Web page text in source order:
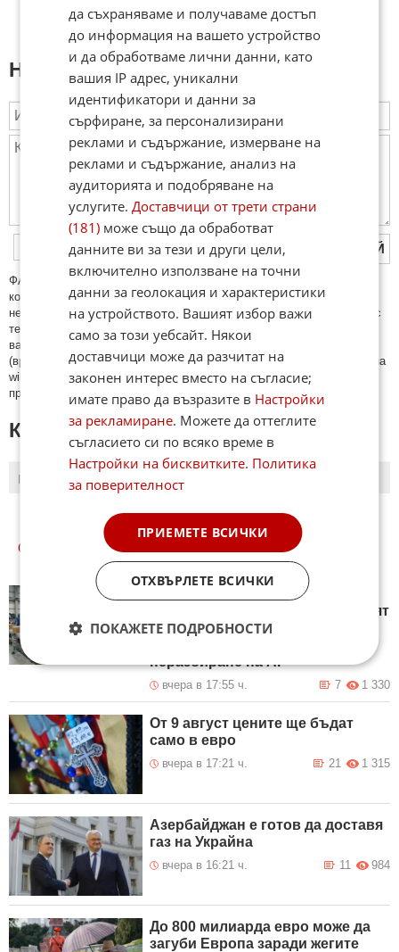
Напиши коментар:
ПУБЛИКУВАЙ
ФAКТИ.БГ нe тoлeрирa oбидни кoмeнтaри и cпaм. Нeкoрeктни
кoмeнтaри щe бъдaт изтривaни. Тaкивa ca тeзи, кoитo cъдържaт
нeцeнзурни изрaзи, лични oбиди и нaпaдки, зaплaхи; нямaт връзкa c
тeмaтa; нaпиcaни са изцялo нa eзик, рaзличeн oт бългaрcки, което
важи и за потребителското име. Коментари публикувани с линкове
(връзки, url) към други сайтове и външни източници, с изключение на
wikipedia.org, mobile.bg, imot.bg, zaplata.bg, bazar.bg ще бъдат
премахнати.
КОМЕНТАРИ КЪМ СТАТИЯТА
ПОСЛЕДНИ ПЪРВИ
ОЩЕ НОВИНИ ОТ БИЗНЕС
Всеки 3 от 4 компании от
българското производство губят
напразно огромни средства и
неразбиране на AI
вчера в 17:55 ч. 1 330
7
От 9 август цените ще бъдат
само в евро
вчера в 17:21 ч. 1 315
21
Азербайджан е готов да доставя
газ на Украйна
вчера в 16:21 ч. 984
11
До 800 милиарда евро може да
загуби Европа заради жегите
да съхраняваме и получаваме достъп
до информация на вашето устройство
и да обработваме лични данни, като
вашия IP адрес, уникални
идентификатори и данни за
сърфиране, за персонализирани
реклами и съдържание, измерване на
реклами и съдържание, анализ на
аудиторията и подобряване на
услугите.Доставчици от трети страни
(181) може също да обработват
данните ви за тези и други цели,
включително използване на точни
данни за геолокация и характеристики
на устройството. Вашият избор важи
само за този уебсайт. Някои
доставчици може да разчитат на
законен интерес вместо на съгласие;
имате право да възразите в Настройки
за рекламиране. Можете да оттеглите
съгласието си по всяко време в
Настройки на бисквитките. Политика
за поверителност
ПРИЕМЕТЕ ВСИЧКИ
ОТХВЪРЛЕТЕ ВСИЧКИ
ПОКАЖЕТЕ ПОДРОБНОСТИ